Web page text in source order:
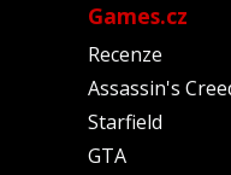
Games.cz
Recenze
Assassin's
Starfield
GTA